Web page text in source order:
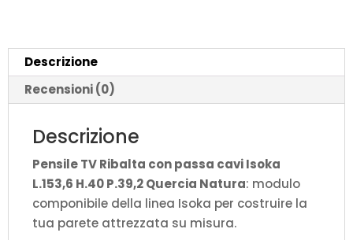
H.40
P.39,2
Quercia
Natura
quantità
Descrizione
Recensioni (0)
Descrizione
Pensile TV Ribalta con passa cavi Isoka
L.153,6 H.40 P.39,2 Quercia Natura: modulo
componibile della linea Isoka per costruire la
tua parete attrezzata su misura.